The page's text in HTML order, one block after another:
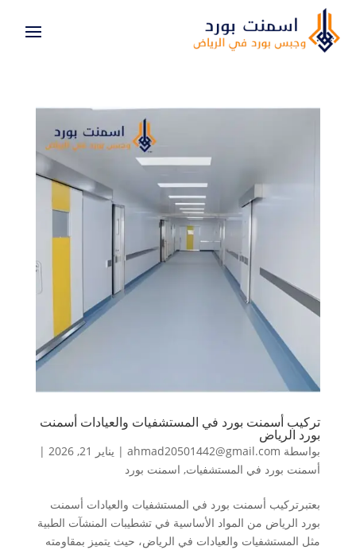
تركيب أسمنت بورد في المستشفيات والعيادات أسمنت
بورد الرياض
بواسطة ahmad20501442@gmail.com
| يناير 21, 2026
|
أسمنت بورد في المستشفيات, اسمنت بورد
بعتبرتركيب أسمنت بورد في المستشفيات والعيادات أسمنت
بورد الرياض من المواد الأساسية في تشطيبات المنشآت الطبية
مثل المستشفيات والعيادات في الرياض، حيث يتميز بمقاومته